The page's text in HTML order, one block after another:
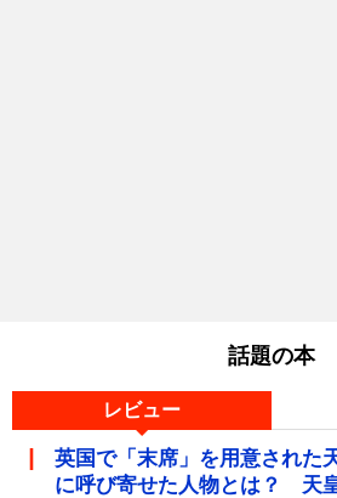
話題の本
レビュー
英国で「末席」を用意された
に呼び寄せた人物とは？ 天